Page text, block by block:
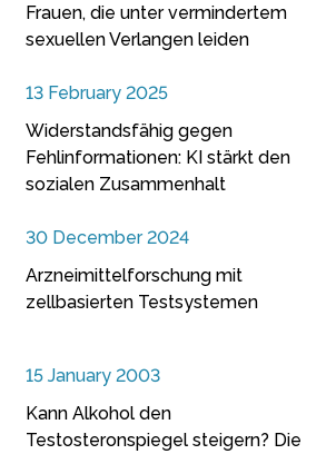
Frauen, die unter vermindertem
sexuellen Verlangen leiden
13 February 2025
Widerstandsfähig gegen
Fehlinformationen: KI stärkt den
sozialen Zusammenhalt
30 December 2024
Arzneimittelforschung mit
zellbasierten Testsystemen
15 January 2003
Kann Alkohol den
Testosteronspiegel steigern? Die